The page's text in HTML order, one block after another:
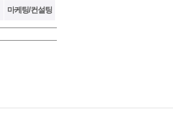
마케팅/컨설팅